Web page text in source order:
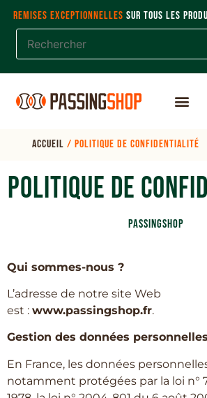
REMISES EXCEPTIONNELLES SUR TOUS LES
Accueil / Politique de confidentialité
POLITIQUE DE
PASSINGSHOP
Qui sommes-nous ?
L’adresse de notre site Web
est : www.passingshop.fr.
Gestion des données personnelles
En France, les données
notamment protégées par la loi n°